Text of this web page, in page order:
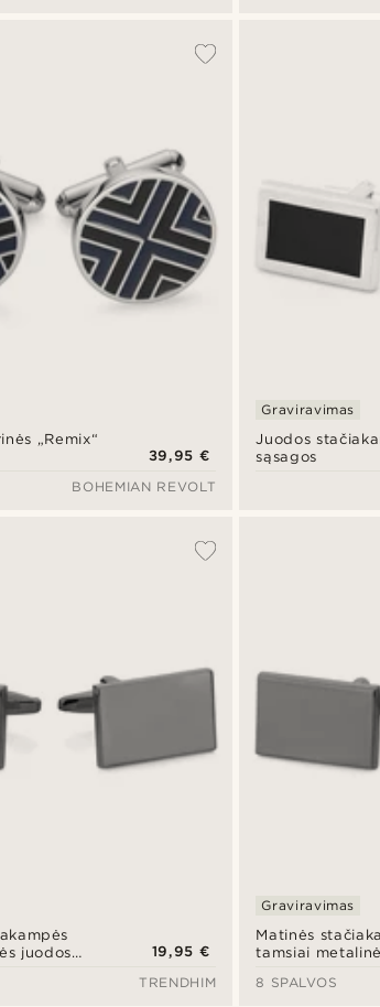
„Remix“
39,95 €
BOHEMIAN REVOLT
Juodos
sąsagos
Graviravimas
juodos
19,95 €
TRENDHIM
Matinės
tamsiai
Graviravimas
8 SPALVOS